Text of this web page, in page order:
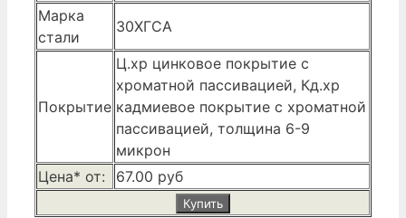
Марка
стали
30ХГСА
Покрытие
Ц.хр цинковое покрытие с
хроматной пассивацией, Кд.хр
кадмиевое покрытие с хроматной
пассивацией, толщина 6-9
микрон
Цена* от:
67.00 руб
Купить